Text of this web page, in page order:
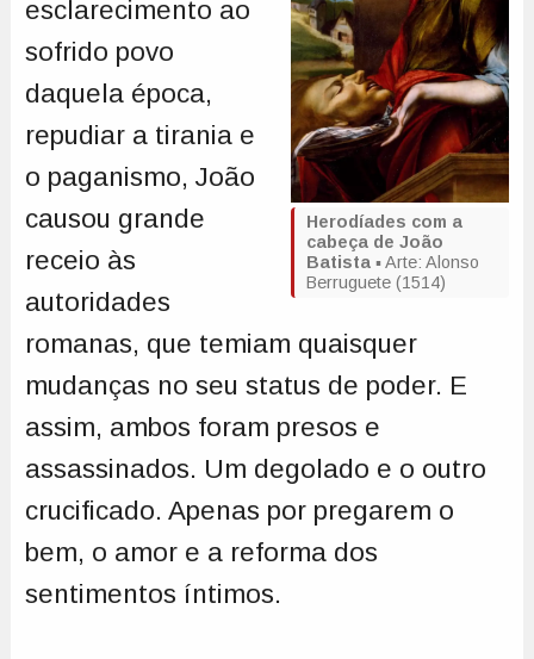
Herodíades com a
cabeça de João
Batista ▪️ Arte: Alonso
Berruguete (1514)
esclarecimento ao
sofrido povo
daquela época,
repudiar a tirania e
o paganismo, João
causou grande
receio às
autoridades
romanas, que temiam quaisquer
mudanças no seu status de poder. E
assim, ambos foram presos e
assassinados. Um degolado e o outro
crucificado. Apenas por pregarem o
bem, o amor e a reforma dos
sentimentos íntimos.